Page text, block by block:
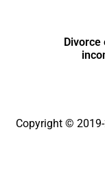
Divorce
Copyright ©